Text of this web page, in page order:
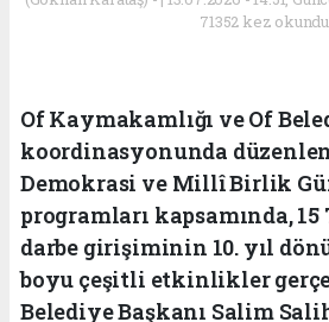
71352 kez
Of Kaymakamlığı ve Of
koordinasyonunda
Demokrasi ve Millî Birlik
programları kapsamında,
darbe girişiminin 10. yıl
boyu çeşitli etkinlikler
Belediye Başkanı Salim